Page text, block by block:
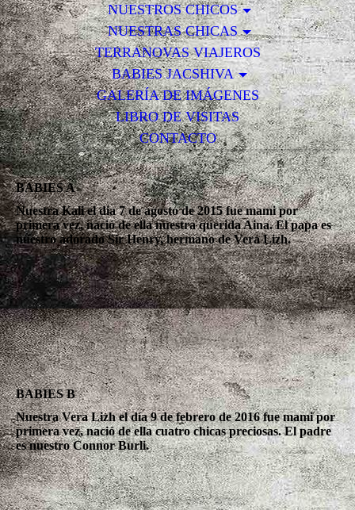
NUESTROS CHICOS
NUESTRAS CHICAS
TERRANOVAS VIAJEROS
BABIES JACSHIVA
GALERÍA DE IMÁGENES
LIBRO DE VISITAS
CONTACTO
BABIES A
Nuestra Kali el dia 7 de agosto de 2015 fue mami por
primera vez, nació de ella nuestra querida Aina. El papa es
nuestro adorado Sir Henry, hermano de Vera Lizh.
BABIES B
Nuestra Vera Lizh el día 9 de febrero de 2016 fue mami por
primera vez, nació de ella cuatro chicas preciosas. El padre
es nuestro Connor Burli.